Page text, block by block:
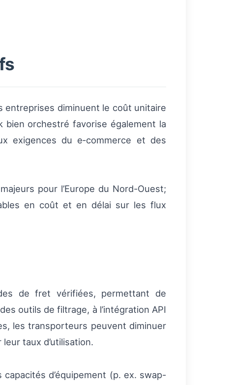
entreprises diminuent le coût unitaire
orchestré favorise également la
exigences du e‑commerce et des
pour l’Europe du Nord-Ouest;
en coût et en délai sur les flux
de fret vérifiées, permettant de
outils de filtrage, à l’intégration API
les transporteurs peuvent diminuer
taux d’utilisation.
d’équipement (p. ex. swap-